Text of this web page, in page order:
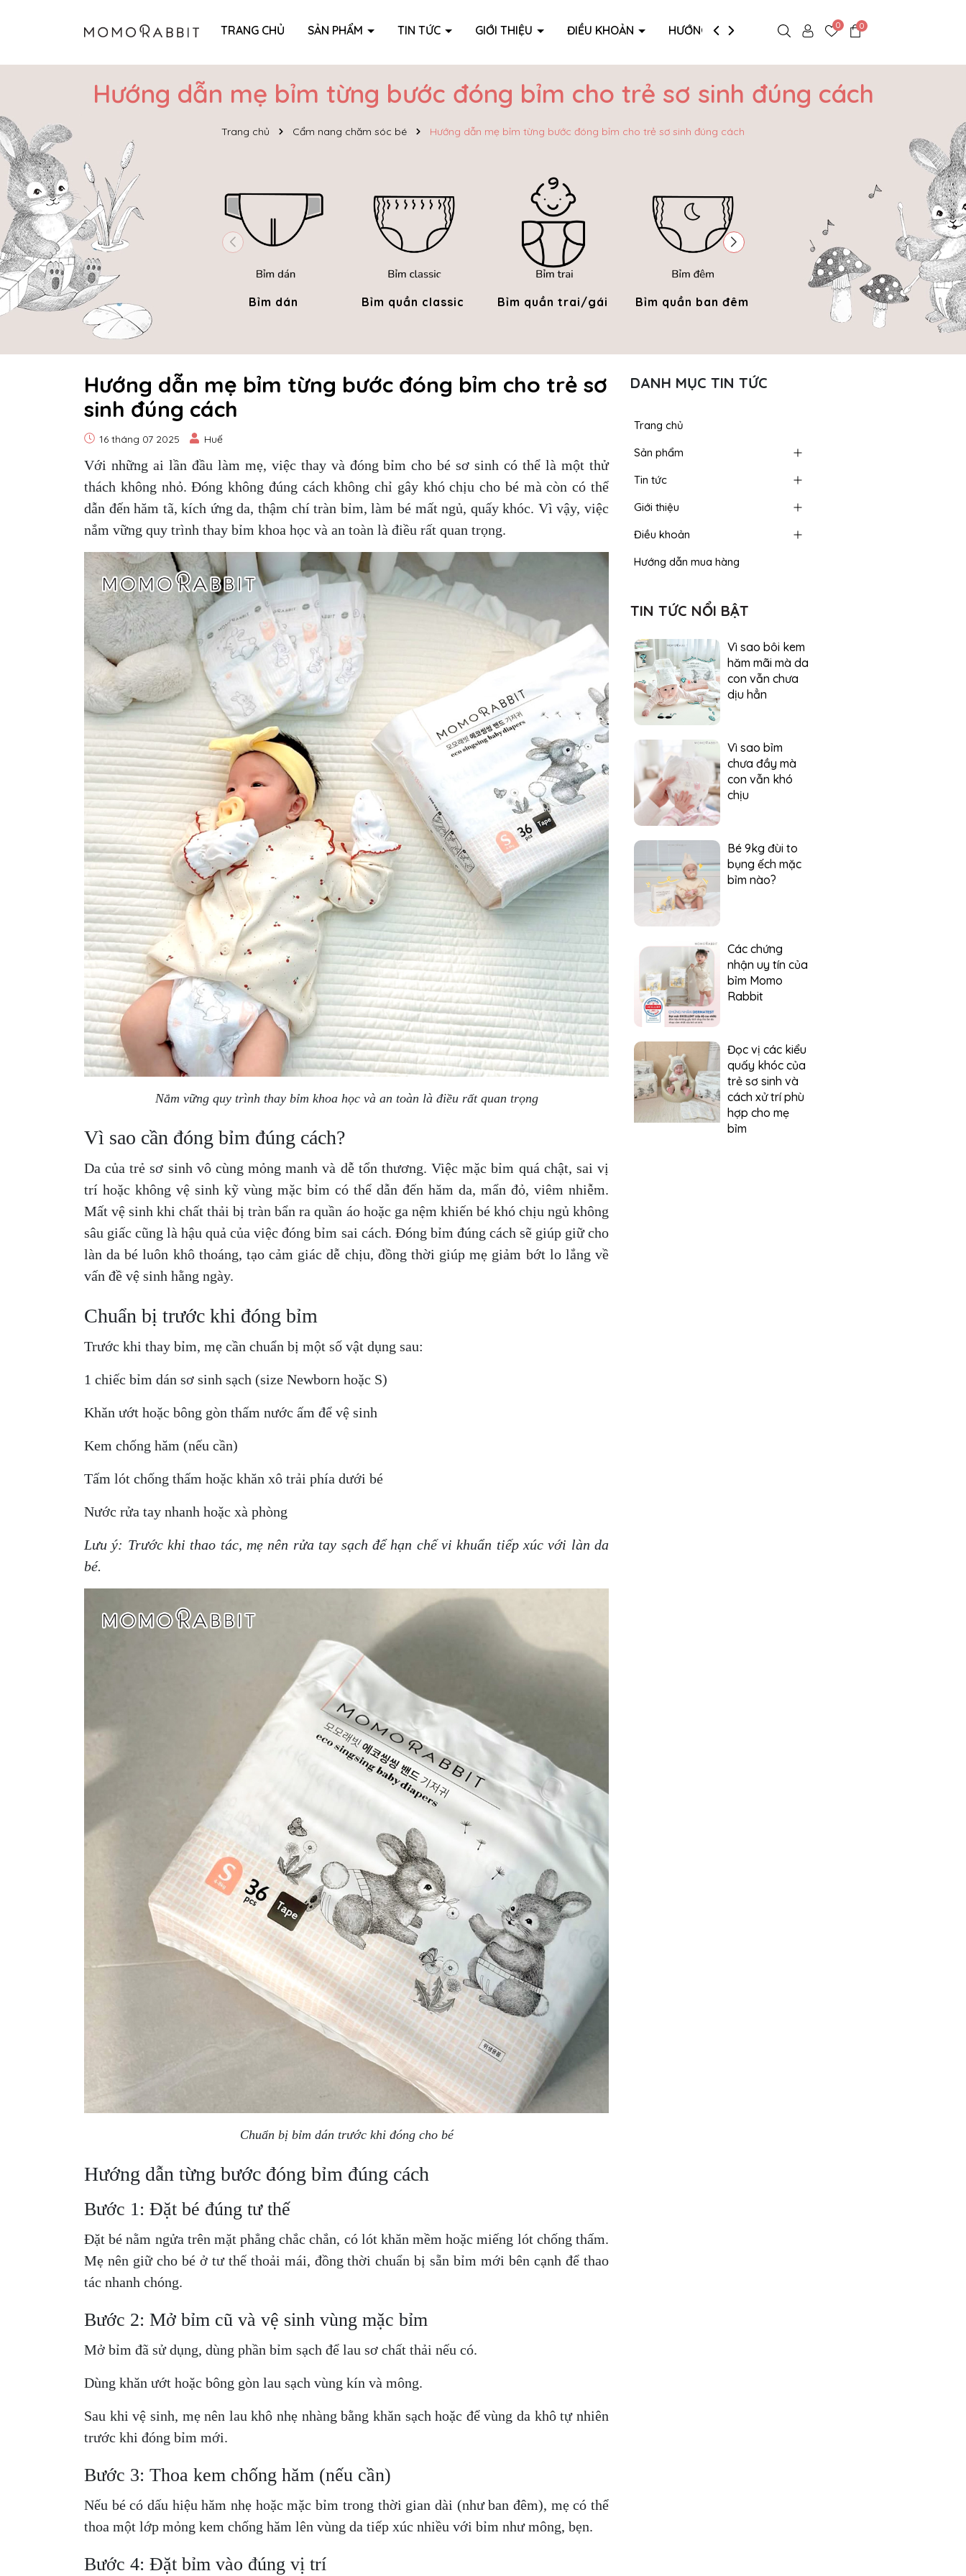
TRANG CHỦ SẢN PHẨM TIN TỨC GIỚI THIỆU ĐIỀU KHOẢN HƯỚNG DẪN MUA HÀNG 0 0
Hướng dẫn mẹ bỉm từng bước đóng bỉm cho trẻ sơ sinh đúng cách
Trang chủ Cẩm nang chăm sóc bé Hướng dẫn mẹ bỉm từng bước đóng bỉm cho trẻ sơ sinh đúng cách
Bỉm dán Bỉm quần classic Bỉm quần trai/gái Bỉm quần ban đêm
Bỉm quần comfort
fit
Bỉm
Hướng dẫn mẹ bỉm từng bước đóng bỉm cho trẻ sơ
sinh đúng cách
16 tháng 07 2025 Huế
Với những ai lần đầu làm mẹ, việc thay và đóng bỉm cho bé sơ sinh có thể là một thử
thách không nhỏ. Đóng không đúng cách không chỉ gây khó chịu cho bé mà còn có thể
dẫn đến hăm tã, kích ứng da, thậm chí tràn bỉm, làm bé mất ngủ, quấy khóc. Vì vậy, việc
nắm vững quy trình thay bỉm khoa học và an toàn là điều rất quan trọng.
Nắm vững quy trình thay bỉm khoa học và an toàn là điều rất quan trọng
Vì sao cần đóng bỉm đúng cách?
Da của trẻ sơ sinh vô cùng mỏng manh và dễ tổn thương. Việc mặc bỉm quá chật, sai vị
trí hoặc không vệ sinh kỹ vùng mặc bỉm có thể dẫn đến hăm da, mẩn đỏ, viêm nhiễm.
Mất vệ sinh khi chất thải bị tràn bẩn ra quần áo hoặc ga nệm khiến bé khó chịu ngủ không
sâu giấc cũng là hậu quả của việc đóng bỉm sai cách. Đóng bỉm đúng cách sẽ giúp giữ cho
làn da bé luôn khô thoáng, tạo cảm giác dễ chịu, đồng thời giúp mẹ giảm bớt lo lắng về
vấn đề vệ sinh hằng ngày.
Chuẩn bị trước khi đóng bỉm
Trước khi thay bỉm, mẹ cần chuẩn bị một số vật dụng sau:
1 chiếc bỉm dán sơ sinh sạch (size Newborn hoặc S)
Khăn ướt hoặc bông gòn thấm nước ấm để vệ sinh
Kem chống hăm (nếu cần)
Tấm lót chống thấm hoặc khăn xô trải phía dưới bé
Nước rửa tay nhanh hoặc xà phòng
Lưu ý: Trước khi thao tác, mẹ nên rửa tay sạch để hạn chế vi khuẩn tiếp xúc với làn da
bé.
Chuẩn bị bỉm dán trước khi đóng cho bé
Hướng dẫn từng bước đóng bỉm đúng cách
Bước 1: Đặt bé đúng tư thế
Đặt bé nằm ngửa trên mặt phẳng chắc chắn, có lót khăn mềm hoặc miếng lót chống thấm.
Mẹ nên giữ cho bé ở tư thế thoải mái, đồng thời chuẩn bị sẵn bỉm mới bên cạnh để thao
tác nhanh chóng.
Bước 2: Mở bỉm cũ và vệ sinh vùng mặc bỉm
Mở bỉm đã sử dụng, dùng phần bỉm sạch để lau sơ chất thải nếu có.
Dùng khăn ướt hoặc bông gòn lau sạch vùng kín và mông.
Sau khi vệ sinh, mẹ nên lau khô nhẹ nhàng bằng khăn sạch hoặc để vùng da khô tự nhiên
trước khi đóng bỉm mới.
Bước 3: Thoa kem chống hăm (nếu cần)
Nếu bé có dấu hiệu hăm nhẹ hoặc mặc bỉm trong thời gian dài (như ban đêm), mẹ có thể
thoa một lớp mỏng kem chống hăm lên vùng da tiếp xúc nhiều với bỉm như mông, bẹn.
Bước 4: Đặt bỉm vào đúng vị trí
DANH MỤC TIN TỨC
Trang chủ
Sản phẩm
Tin tức
Giới thiệu
Điều khoản
Hướng dẫn mua hàng
TIN TỨC NỔI BẬT
Vì sao bôi kem
hăm mãi mà da
con vẫn chưa
dịu hẳn
Vì sao bỉm
chưa đầy mà
con vẫn khó
chịu
Bé 9kg đùi to
bụng ếch mặc
bỉm nào?
Các chứng
nhận uy tín của
bỉm Momo
Rabbit
Đọc vị các kiểu
quấy khóc của
trẻ sơ sinh và
cách xử trí phù
hợp cho mẹ
bỉm